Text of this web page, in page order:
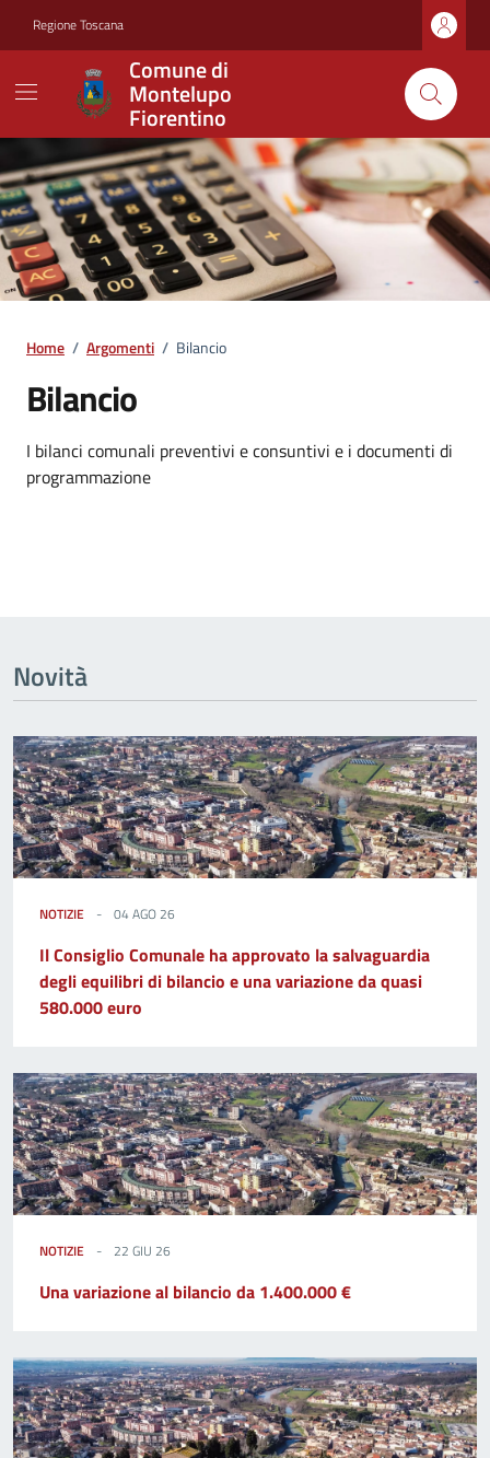
Regione Toscana
Comune di
Montelupo
Fiorentino
Home / Argomenti / Bilancio
Bilancio
Dettagli dell'argomento
I bilanci comunali preventivi e consuntivi e i documenti di
programmazione
Novità
NOTIZIE 04 AGO 26
Il Consiglio Comunale ha approvato la salvaguardia
degli equilibri di bilancio e una variazione da quasi
580.000 euro
NOTIZIE 22 GIU 26
Una variazione al bilancio da 1.400.000 €